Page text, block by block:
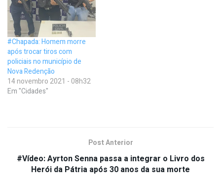
#Chapada: Homem morre
após trocar tiros com
policiais no município de
Nova Redenção
14 novembro 2021 - 08h32
Em "Cidades"
Post Anterior
#Vídeo: Ayrton Senna passa a integrar o Livro dos
Herói da Pátria após 30 anos da sua morte